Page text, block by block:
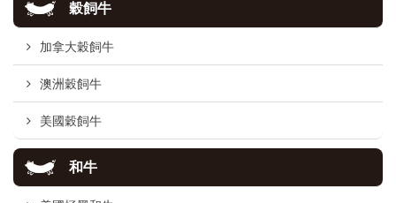
穀飼牛
加拿大穀飼牛
澳洲穀飼牛
美國穀飼牛
和牛